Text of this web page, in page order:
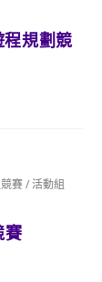
規劃競
賽/活動組
賽